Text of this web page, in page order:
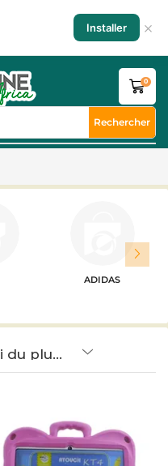
Rechercher
0
ADIDAS
Installer ×